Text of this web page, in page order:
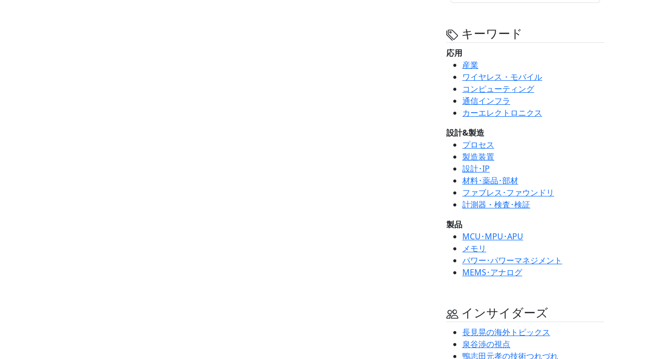
キーワード
応用
産業
ワイヤレス・モバイル
コンピューティング
通信インフラ
カーエレクトロニクス
設計&製造
プロセス
製造装置
設計･IP
材料･薬品･部材
ファブレス･ファウンドリ
計測器・検査･検証
製品
MCU･MPU･APU
メモリ
パワー･パワーマネジメント
MEMS･アナログ
インサイダーズ
長見晃の海外トピックス
泉谷渉の視点
鴨志田元孝の技術つれづれ